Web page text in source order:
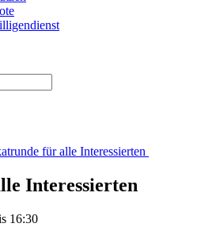
für alle Interessierten
Interessierten
16:30